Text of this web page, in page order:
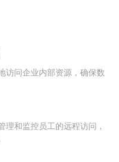
访问企业内部资源，确保数
理和监控员工的远程访问，